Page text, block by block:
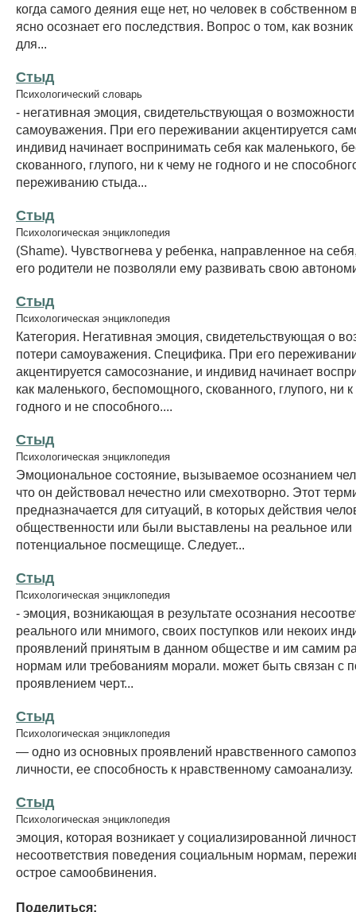
когда самого деяния еще нет, но человек в собственном
ясно осознает его последствия. Вопрос о том, как
для...
Стыд
Психологический словарь
- негативная эмоция, свидетельствующая о
самоуважения. При его переживании акцентируется
индивид начинает воспринимать себя как маленького,
скованного, глупого, ни к чему не годного и не
переживанию стыда...
Стыд
Психологическая энциклопедия
(Shame). Чувствогнева у ребенка, направленное на
его родители не позволяли ему развивать свою
Стыд
Психологическая энциклопедия
Категория. Негативная эмоция, свидетельствующая о
потери самоуважения. Специфика. При его
акцентируется самосознание, и индивид начинает
как маленького, беспомощного, скованного, глупого, ни
годного и не способного....
Стыд
Психологическая энциклопедия
Эмоциональное состояние, вызываемое осознанием
что он действовал нечестно или смехотворно. Этот
предназначается для ситуаций, в которых действия
общественности или были выставлены на реальное или
потенциальное посмещище. Следует...
Стыд
Психологическая энциклопедия
- эмоция, возникающая в результате осознания
реального или мнимого, своих поступков или некоих
проявлений принятым в данном обществе и им самим
нормам или требованиям морали. может быть связан с
проявлением черт...
Стыд
Психологическая энциклопедия
— одно из основных проявлений нравственного
личности, ее способность к нравственному самоанализу.
Стыд
Психологическая энциклопедия
эмоция, которая возникает у социализированной
несоответствия поведения социальным нормам,
острое самообвинения.
Поделиться: